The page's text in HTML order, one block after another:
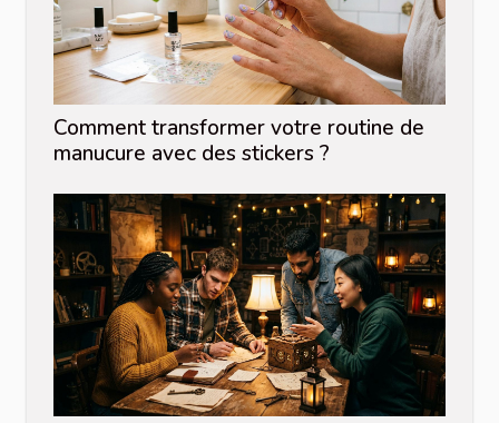
Comment transformer votre routine de
manucure avec des stickers ?